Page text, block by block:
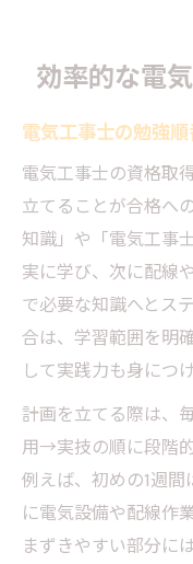
効率的な電
電気工事士の勉強
電気工事士の資格取
立てることが合格へ
知識」や「電気工事
実に学び、次に配線
で必要な知識へとス
合は、学習範囲を明
して実践力も身につ
計画を立てる際は、
用→実技の順に段階
例えば、初めの1週
に電気設備や配線作
まずきやすい部分に